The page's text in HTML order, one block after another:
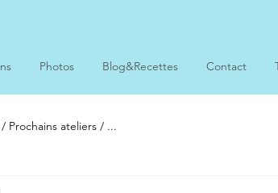
Photos Blog&Recettes Contact
Prochains ateliers / ...